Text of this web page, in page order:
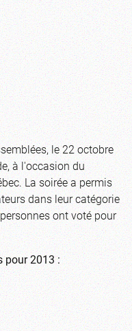
le 22 octobre
à l'occasion du
La soirée a permis
dans leur catégorie
ont voté pour
pour 2013 :